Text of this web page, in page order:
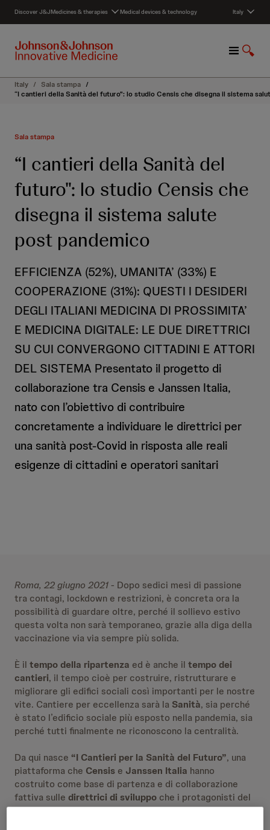
c
Discover J&JMedicines & therapies Medical devices & technology Italy
M
n
u
S
o
w
Italy / Sala stampa /
“I cantieri della Sanità del futuro": lo studio Censis che disegna il sistema
Sala stampa
“I cantieri della Sanità del
futuro": lo studio Censis che
disegna il sistema salute
post pandemico
EFFICIENZA (52%), UMANITA’ (33%) E
COOPERAZIONE (31%): QUESTI I DESIDERI
DEGLI ITALIANI MEDICINA DI PROSSIMITA’
E MEDICINA DIGITALE: LE DUE DIRETTRICI
SU CUI CONVERGONO CITTADINI E ATTORI
DEL SISTEMA Presentato il progetto di
collaborazione tra Censis e Janssen Italia,
nato con l’obiettivo di contribuire
concretamente a individuare le direttrici per
una sanità post-Covid in risposta alle reali
esigenze di cittadini e operatori sanitari
Roma, 22 giugno 2021- Dopo sedici mesi di passione
tra contagi, lockdown e restrizioni, è concreta ora la
possibilità di guardare oltre, perché il sollievo estivo
questa volta non sarà temporaneo, grazie alla diga della
vaccinazione via via sempre più solida.
È il tempo della ripartenza ed è anche il tempo dei
cantieri, il tempo cioè per costruire, ristrutturare e
migliorare gli edifici sociali così importanti per le nostre
vite. Cantiere per eccellenza sarà la Sanità, sia perché
è stato l’edificio sociale più esposto nella pandemia, sia
perché tutti finalmente ne riconoscono la centralità.
Da qui nasce “I Cantieri per la Sanità del Futuro”, una
piattaforma che Censis e Janssen Italia hanno
costruito come base di partenza e di collaborazione
fattiva sulle direttrici di sviluppo che i protagonisti del
sistema salute hanno individuato come fondamentali.